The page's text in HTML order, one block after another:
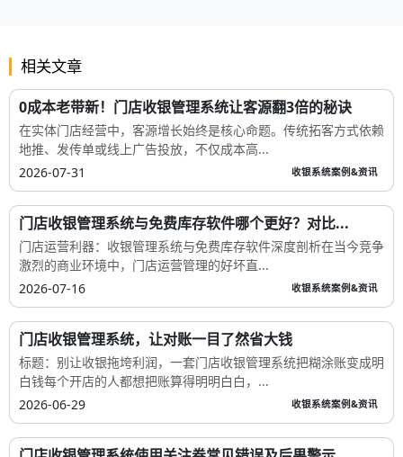
相关文章
0成本老带新！门店收银管理系统让客源翻3倍的秘诀
在实体门店经营中，客源增长始终是核心命题。传统拓客方式依赖
地推、发传单或线上广告投放，不仅成本高...
2026-07-31
收银系统案例&资讯
门店收银管理系统与免费库存软件哪个更好？对比...
门店运营利器：收银管理系统与免费库存软件深度剖析在当今竞争
激烈的商业环境中，门店运营管理的好坏直...
2026-07-16
收银系统案例&资讯
门店收银管理系统，让对账一目了然省大钱
标题：别让收银拖垮利润，一套门店收银管理系统把糊涂账变成明
白钱每个开店的人都想把账算得明明白白，...
2026-06-29
收银系统案例&资讯